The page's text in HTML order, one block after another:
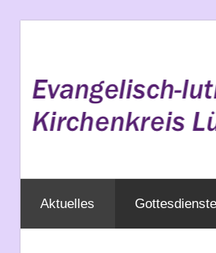
springen
Wendland
Aktuelles Gottesdienste